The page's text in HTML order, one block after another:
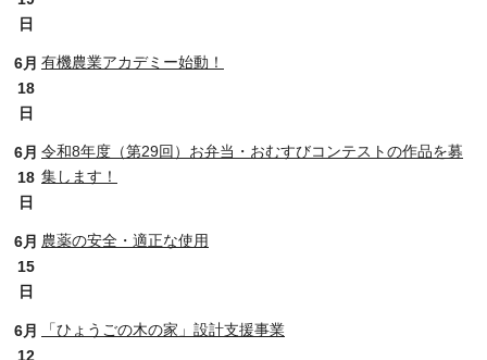
日
6月
18
日
有機農業アカデミー始動！
6月
18
日
令和8年度（第29回）お弁当・おむすびコンテストの作品を募
集します！
6月
15
日
農薬の安全・適正な使用
6月
12
「ひょうごの木の家」設計支援事業